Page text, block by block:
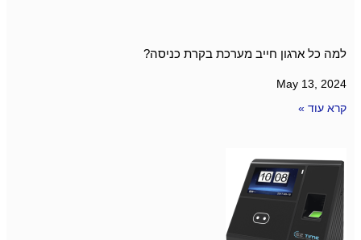
למה כל ארגון חייב מערכת בקרת כניסה?
May 13, 2024
קרא עוד »